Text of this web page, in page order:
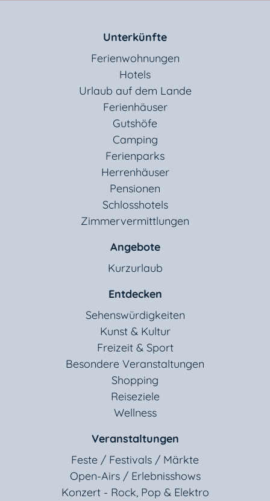
Unterkünfte
Ferienwohnungen
Hotels
Urlaub auf dem Lande
Ferienhäuser
Gutshöfe
Camping
Ferienparks
Herrenhäuser
Pensionen
Schlosshotels
Zimmervermittlungen
Angebote
Kurzurlaub
Entdecken
Sehenswürdigkeiten
Kunst & Kultur
Freizeit & Sport
Besondere Veranstaltungen
Shopping
Reiseziele
Wellness
Veranstaltungen
Feste / Festivals / Märkte
Open-Airs / Erlebnisshows
Konzert - Rock, Pop & Elektro